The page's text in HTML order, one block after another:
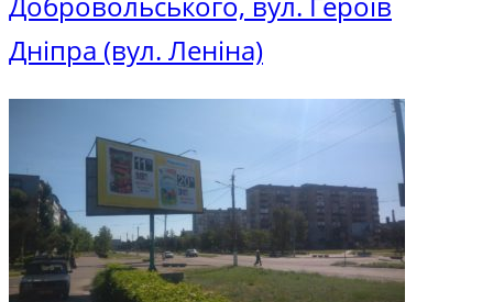
Дніпра (вул. Леніна)